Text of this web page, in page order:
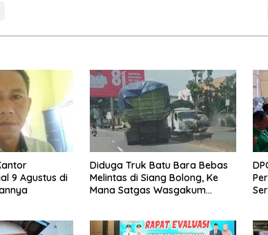
n
9 Agustus di
Diduga Truk Batu Bara Bebas
Melintas di Siang Bolong, Ke
Mana Satgas Wasgakum